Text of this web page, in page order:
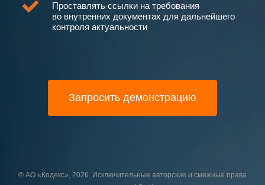
Проставлять ссылки на требования
во внутренних документах для дальнейшего
контроля актуальности
Запросить демонстрацию
© АО «Кодекс», 2026. Исключительные авторские и смежные права